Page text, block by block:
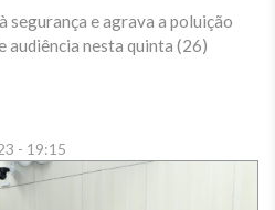
segurança e agrava a poluição
audiência nesta quinta (26)
- 19:15